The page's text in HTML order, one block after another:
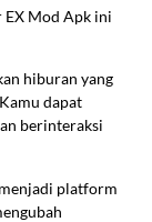
EX Mod Apk ini
hiburan yang
dapat
berinteraksi
platform